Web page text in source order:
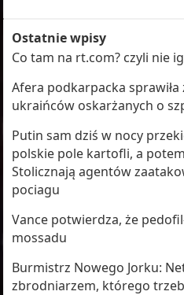
Ostatnie wpisy
Co tam na rt.com? czyli nie
Afera podkarpacka sprawiła
ukraińców oskarżanych o
Putin sam dziś w nocy
polskie pole kartofli, a
Stolicznają agentów
pociagu
Vance potwierdza, że
mossadu
Burmistrz Nowego Jorku:
zbrodniarzem, którego